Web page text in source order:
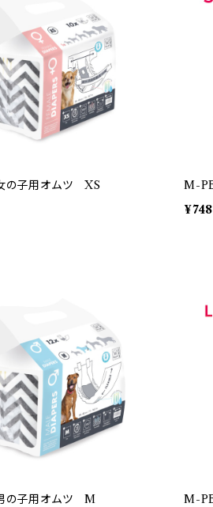
の子用オムツ XS
M-
¥748
の子用オムツ M
M-